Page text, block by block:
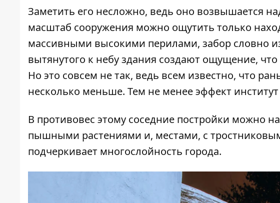
Заметить его несложно, ведь оно возвышается
масштаб сооружения можно ощутить только
массивными высокими перилами, забор словно
вытянутого к небу здания создают ощущение,
Но это совсем не так, ведь всем известно, что
несколько меньше. Тем не менее эффект
В противовес этому соседние постройки можно
пышными растениями и, местами, с
подчеркивает многослойность города.